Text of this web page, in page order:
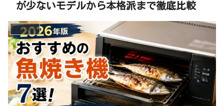
が少ないモデルから本格派まで徹底比較
美味いもん